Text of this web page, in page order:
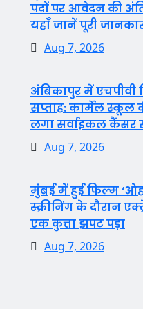
पदों पर आवेदन की
यहाँ जानें पूरी
Aug 7, 2026
अंबिकापुर में
सप्ताह: कार्मेल स्कूल
लगा सर्वाइकल कैंसर
Aug 7, 2026
मुंबई में हुई फिल्म
स्क्रीनिंग के दौरान
एक कुत्ता झपट पड़ा
Aug 7, 2026